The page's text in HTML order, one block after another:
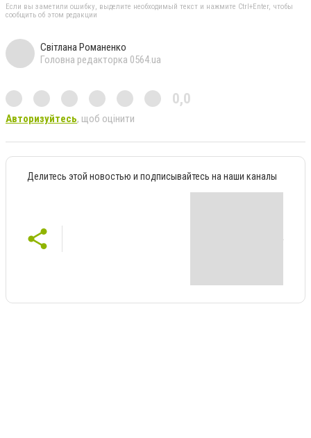
Если вы заметили ошибку, выделите необходимый текст и нажмите Ctrl+Enter, чтобы
сообщить об этом редакции
Світлана Романенко
Головна редакторка 0564.ua
0,0
Авторизуйтесь, щоб оцінити
Делитесь этой новостью и подписывайтесь на наши каналы